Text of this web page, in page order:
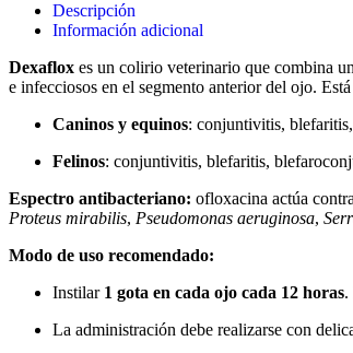
Descripción
Información adicional
Dexaflox es un colirio veterinario que combina
e infecciosos en el segmento anterior del ojo.
Caninos y equinos: conjuntivitis,
Felinos: conjuntivitis, blefaritis,
Espectro antibacteriano: ofloxacina actúa
Proteus mirabilis, Pseudomonas aeruginosa,
Modo de uso recomendado:
Instilar 1 gota en cada ojo cada 12 horas.
La administración debe realizarse con